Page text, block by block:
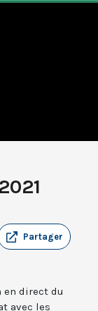
Partager
en direct du
avec les